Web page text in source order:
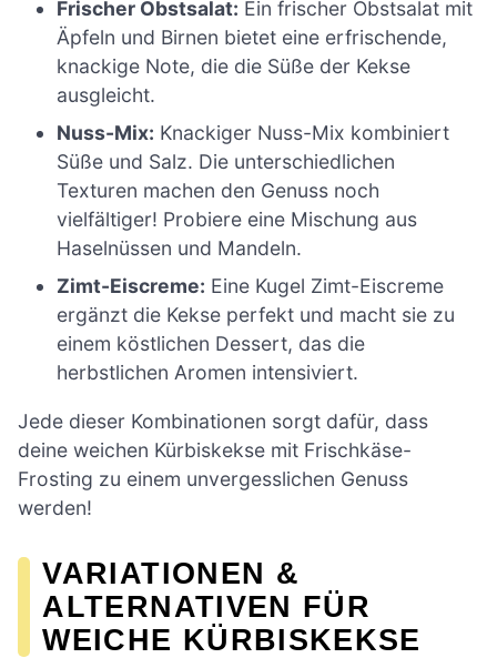
Frischer Obstsalat: Ein frischer Obstsalat mit
Äpfeln und Birnen bietet eine erfrischende,
knackige Note, die die Süße der Kekse
ausgleicht.
Nuss-Mix: Knackiger Nuss-Mix kombiniert
Süße und Salz. Die unterschiedlichen
Texturen machen den Genuss noch
vielfältiger! Probiere eine Mischung aus
Haselnüssen und Mandeln.
Zimt-Eiscreme: Eine Kugel Zimt-Eiscreme
ergänzt die Kekse perfekt und macht sie zu
einem köstlichen Dessert, das die
herbstlichen Aromen intensiviert.
Jede dieser Kombinationen sorgt dafür, dass
deine weichen Kürbiskekse mit Frischkäse-
Frosting zu einem unvergesslichen Genuss
werden!
VARIATIONEN &
ALTERNATIVEN FÜR
WEICHE KÜRBISKEKSE